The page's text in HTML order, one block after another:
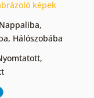
képek
Nappaliba,
, Hálószobába
,